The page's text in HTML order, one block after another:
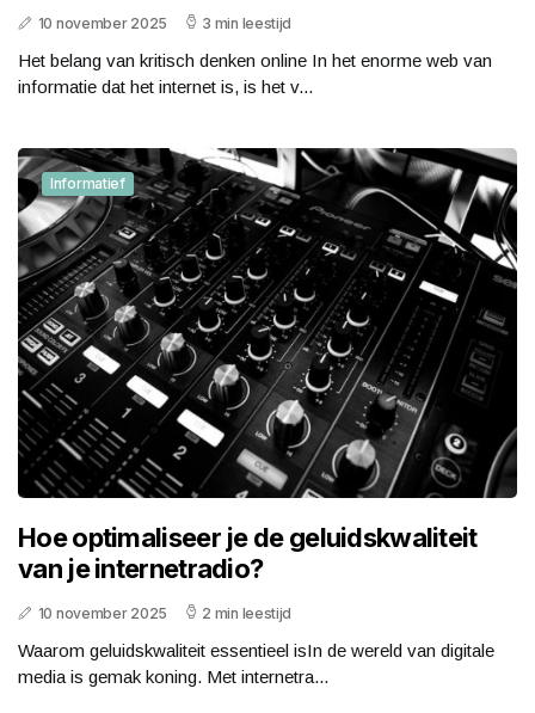
10 november 2025 3 min leestijd
Het belang van kritisch denken online In het enorme web van
informatie dat het internet is, is het v...
Informatief
Hoe optimaliseer je de geluidskwaliteit
van je internetradio?
10 november 2025 2 min leestijd
Waarom geluidskwaliteit essentieel isIn de wereld van digitale
media is gemak koning. Met internetra...